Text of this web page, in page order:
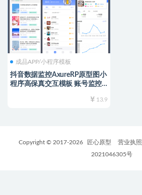
成品APP/小程序模板
抖音数据监控AxureRP原型图小
程序高保真交互模板 账号监控
13.9
Copyright © 2017-2026 匠心原型 营业执照
2021046305号